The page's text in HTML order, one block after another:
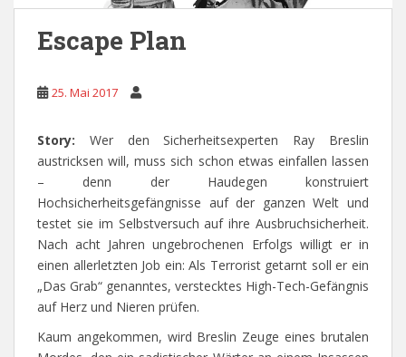
Escape Plan
25. Mai 2017
Story: Wer den Sicherheitsexperten Ray Breslin
austricksen will, muss sich schon etwas einfallen lassen
– denn der Haudegen konstruiert
Hochsicherheitsgefängnisse auf der ganzen Welt und
testet sie im Selbstversuch auf ihre Ausbruchsicherheit.
Nach acht Jahren ungebrochenen Erfolgs willigt er in
einen allerletzten Job ein: Als Terrorist getarnt soll er ein
„Das Grab“ genanntes, verstecktes High-Tech-Gefängnis
auf Herz und Nieren prüfen.
Kaum angekommen, wird Breslin Zeuge eines brutalen